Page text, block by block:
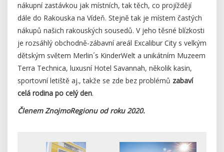
nákupní zastávkou jak místních, tak těch, co projíždějí
dále do Rakouska na Vídeň. Stejně tak je místem častých
nákupů našich rakouských sousedů. V jeho těsné blízkosti
je rozsáhlý obchodně-zábavní areál Excalibur City s velkým
dětským světem Merlin´s KinderWelt a unikátním Muzeem
Terra Technica, luxusní Hotel Savannah, několik kasin,
sportovní letiště aj., takže se zde bez problémů zabaví
celá rodina po celý den.
Členem ZnojmoRegionu od roku 2020.